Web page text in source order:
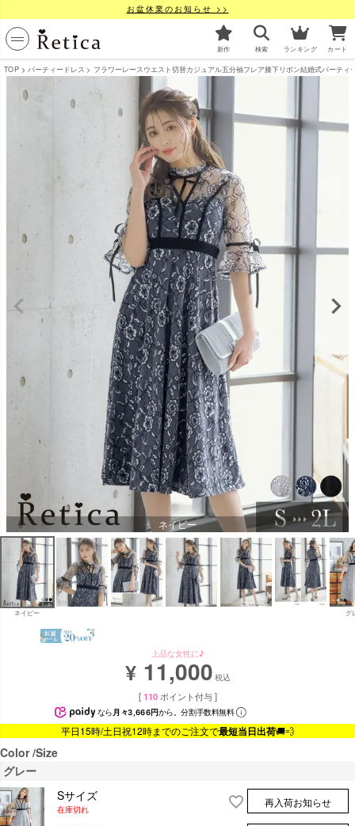
お盆休業のお知らせ >>
新作 検索 ランキング カート
TOP パーティードレス フラワーレースウエスト切替カジュアル五分袖フレア膝下リボン結婚式パーティ
ネイビー
ネイビー グ
上品な女性に♪
¥ 11,000 税込
[ 110 ポイント付与 ]
なら 月々3,666円から。分割手数料無料
平日15時/土日祝12時までのご注文で最短当日出荷🚚💨
Color Size
グレー
Sサイズ
在庫切れ
再入荷お知らせ